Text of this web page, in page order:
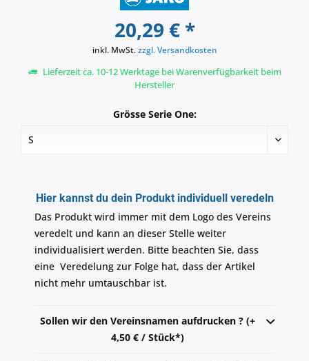
20,29 € *
inkl. MwSt.zzgl. Versandkosten
Lieferzeit ca. 10-12 Werktage bei Warenverfügbarkeit beim
Hersteller
Grösse Serie One:
Hier kannst du dein Produkt individuell veredeln
Das Produkt wird immer mit dem Logo des Vereins
veredelt und kann an dieser Stelle weiter
individualisiert werden. Bitte beachten Sie, dass
eine Veredelung zur Folge hat, dass der Artikel
nicht mehr umtauschbar ist.
Sollen wir den Vereinsnamen aufdrucken ? (+
4,50 € / Stück*)